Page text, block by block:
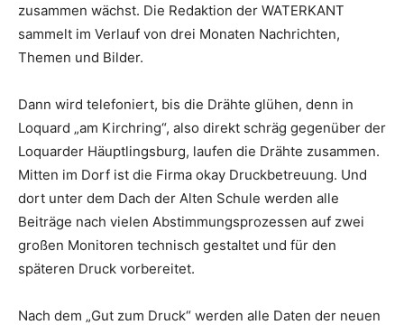
zusammen wächst. Die Redaktion der WATERKANT
sammelt im Verlauf von drei Monaten Nachrichten,
Themen und Bilder.
Dann wird telefoniert, bis die Drähte glühen, denn in
Loquard „am Kirchring“, also direkt schräg gegenüber der
Loquarder Häuptlingsburg, laufen die Drähte zusammen.
Mitten im Dorf ist die Firma okay Druckbetreuung. Und
dort unter dem Dach der Alten Schule werden alle
Beiträge nach vielen Abstimmungsprozessen auf zwei
großen Monitoren technisch gestaltet und für den
späteren Druck vorbereitet.
Nach dem „Gut zum Druck“ werden alle Daten der neuen